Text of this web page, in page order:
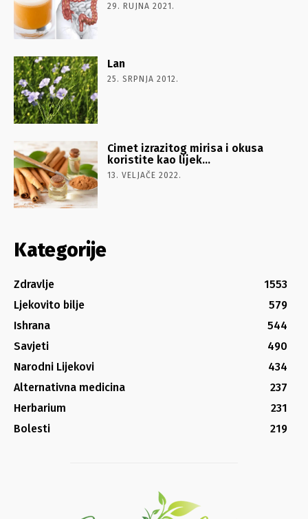
29. RUJNA 2021.
Lan
25. SRPNJA 2012.
Cimet izrazitog mirisa i okusa
koristite kao lijek…
13. VELJAČE 2022.
Kategorije
Zdravlje
1553
Ljekovito bilje
579
Ishrana
544
Savjeti
490
Narodni Lijekovi
434
Alternativna medicina
237
Herbarium
231
Bolesti
219